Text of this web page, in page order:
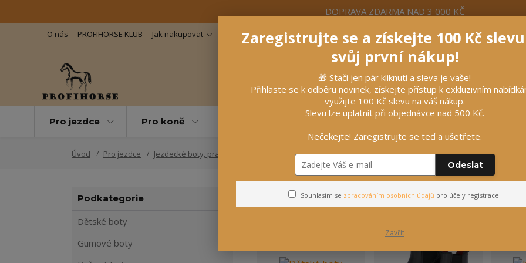
DOPRAVA ZDARMA NAD 3 000 KČ
O nás PROFIHORSE KLUB Jak nakupovat Důležité informace Více Nevíte si rady? Zavolejte. +420
Pro jezdce Pro koně Vybavení stájí
Úvod Pro jezdce Jezdecké boty, pracovní boty Kotníkové boty
Kotníkové boty
Podkategorie
Dětské boty
Gumové boty
Zaregistrujte se a získejte 100 Kč
svůj první nákup!
🎁 Stačí jen pár kliknutí a sleva je vaše!
Přihlaste se k odběru novinek, získejte přístup k exkluzivním
využijte 100 Kč slevu na váš nákup.
Slevu lze uplatnit při objednávce nad 500 Kč.
Nečekejte! Zaregistrujte se teď a ušetřete.
Odeslat
Souhlasím se zpracováním osobních údajů pro účely registrace.
Zavřít